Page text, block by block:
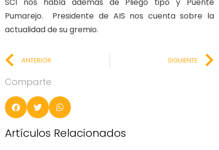
Pumarejo. Presidente de AIS nos cuenta sobre la
actualidad de su gremio.
ANTERIOR SIGUIENTE
Comparte
Artículos Relacionados